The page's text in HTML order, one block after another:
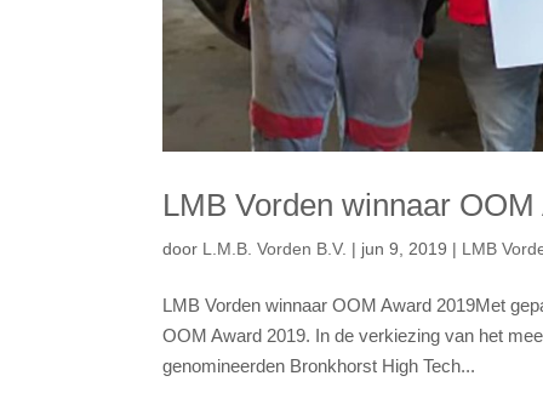
LMB Vorden winnaar
door L.M.B. Vorden B.V. | jun 9, 2019 | LMB
LMB Vorden winnaar OOM Award 2019Met
OOM Award 2019. In de verkiezing van het
genomineerden Bronkhorst High Tech...